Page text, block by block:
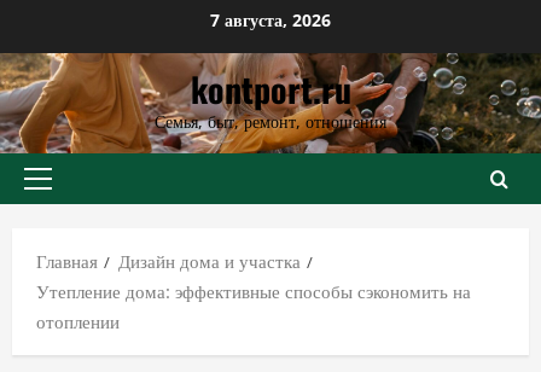
к
содержимому
7 августа, 2026
kontport.ru
Семья, быт, ремонт, отношения
Основное
Главная
Дизайн дома и участка
Утепление дома: эффективные способы сэкономить на
отоплении